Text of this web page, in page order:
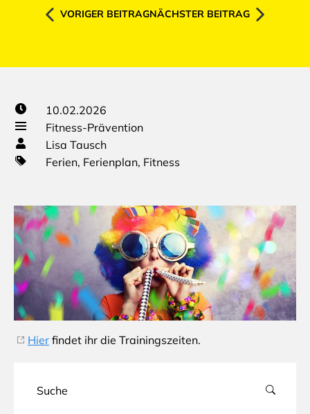
VORIGER BEITRAGNÄCHSTER BEITRAG
10.02.2026
Fitness-Prävention
Lisa Tausch
Ferien, Ferienplan, Fitness
Hier findet ihr die Trainingszeiten.